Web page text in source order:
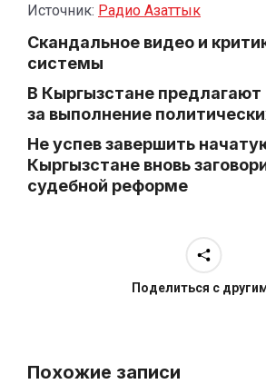
Источник: Радио Азаттык
Скандальное видео и
системы
В Кыргызстане предлагают
за выполнение
Не успев завершить
Кыргызстане вновь
судебной реформе
Поделиться с
Похожие записи